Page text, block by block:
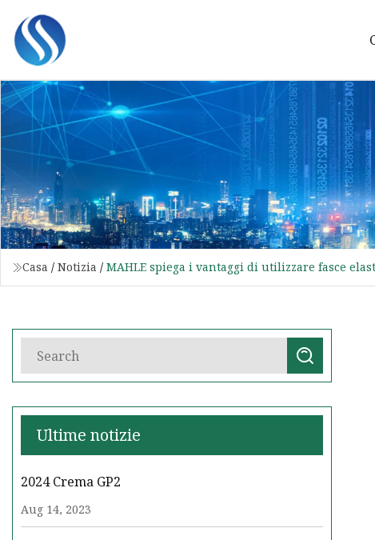
Casa / Notizia / MAHLE spiega i vantaggi di utilizzare fasce
Ultime notizie
2024 Crema GP2
Aug 14, 2023